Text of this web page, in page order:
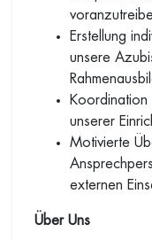
Erstellung
unsere
Koordination
unserer
Motivierte
externen
Über Uns